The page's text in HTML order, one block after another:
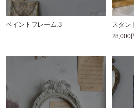
ペイントフレーム.3 スタン
28,000